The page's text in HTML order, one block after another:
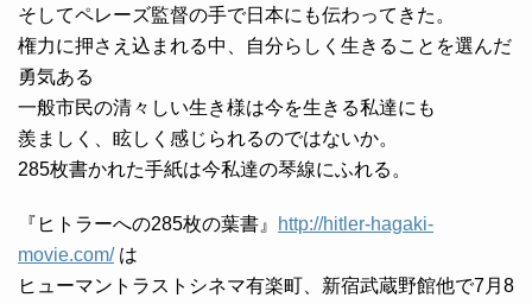
そしてペレーズ監督の手で日本にも伝わってきた。
権力に押さえ込まれる中、自分らしく生きることを選んだ
勇気ある
一般市民の清々しい生き様は今を生きる私達にも
羨ましく、眩しく感じられるのではないか。
285枚書かれた手紙は今私達の琴線にふれる。
『ヒトラーへの285枚の葉書』
http://hitler-hagaki-
movie.com/は
ヒューマントラストシネマ有楽町、新宿武蔵野館他で7月8